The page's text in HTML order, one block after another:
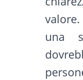
una